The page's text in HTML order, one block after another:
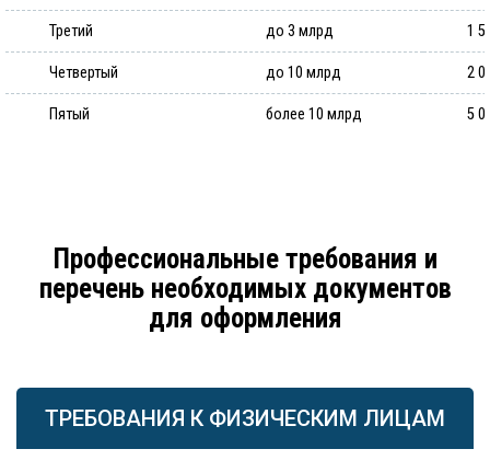
Третий до 3 млрд 1
Четвертый до 10 млрд 2
Пятый более 10 млрд 5
Профессиональные требования и
перечень необходимых документов
для оформления
ТРЕБОВАНИЯ К ФИЗИЧЕСКИМ ЛИЦАМ